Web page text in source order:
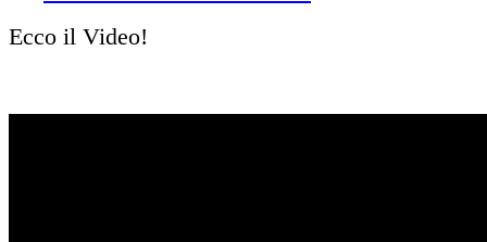
Ecco il Video!